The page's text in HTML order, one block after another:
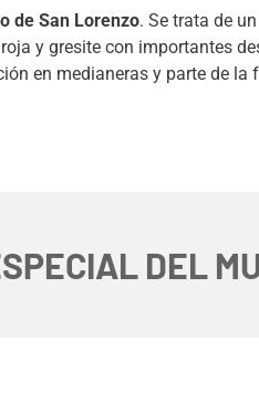
de San Lorenzo. Se trata de
y gresite con importantes
en medianeras y parte de la
DEL